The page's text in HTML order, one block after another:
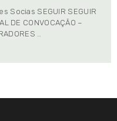
Socias SEGUIR SEGUIR
DE CONVOCAÇÃO –
…